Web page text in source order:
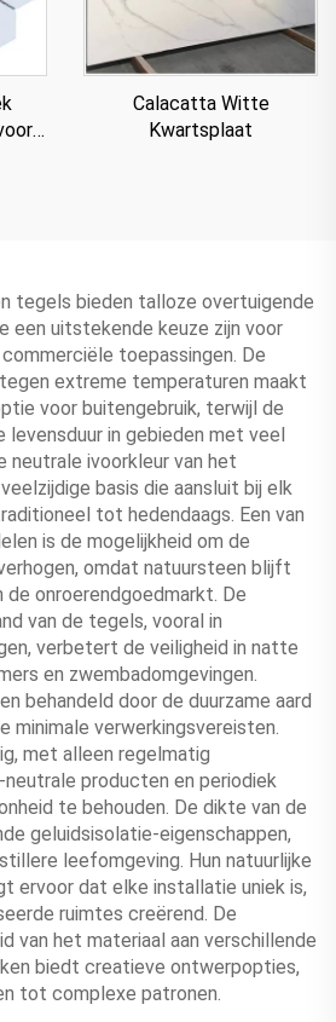
Calacatta Witte
Kwartsplaat
tegels bieden talloze overtuigende
een uitstekende keuze zijn voor
toepassingen. De
extreme temperaturen maakt
voor buitengebruik, terwijl de
levensduur in gebieden met veel
neutrale ivoorkleur van het
basis die aansluit bij elk
tot hedendaags. Een van
is de mogelijkheid om de
omdat natuursteen blijft
de onroerendgoedmarkt. De
van de tegels, vooral in
verbetert de veiligheid in natte
en zwembadomgevingen.
behandeld door de duurzame aard
minimale verwerkingsvereisten.
met alleen regelmatig
producten en periodiek
te behouden. De dikte van de
geluidsisolatie-eigenschappen,
leefomgeving. Hun natuurlijke
ervoor dat elke installatie uniek is,
ruimtes creërend. De
van het materiaal aan verschillende
biedt creatieve ontwerpopties,
tot complexe patronen.